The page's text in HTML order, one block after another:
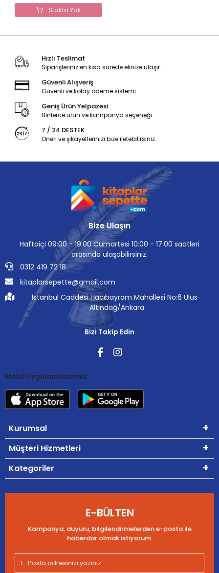
Stokta Yok
Hızlı Teslimat
Siparişleriniz en kısa sürede elinize ulaşır.
Güvenli Alışveriş
Güvenli ve kolay ödeme sistemi
Geniş Ürün Yelpazesi
Binlerce ürün ve kampanya seçeneği
7 / 24 DESTEK
Öneri ve şikayetlerinizi bize iletebilirsiniz.
Bize Ulaşın
Haftaiçi 09:00 - 19:00 Cumartesi 10:00 - 17:00 saatleri
arasında ulaşabilirsiniz.
0312 419 72 18
kitaplarsepette@gmail.com
İstanbul Caddesi Hacıbayram Mahallesi No:6 Ulus-
Altındağ/Ankara
Bizi Takip Edin
Mobil Uygulamalarımız
Kurumsal
Müşteri Hizmetleri
Kategoriler
E-BÜLTEN
Kampanya, duyuru, bilgilendirmelerden e-posta ile
haberdar olmak istiyorum.